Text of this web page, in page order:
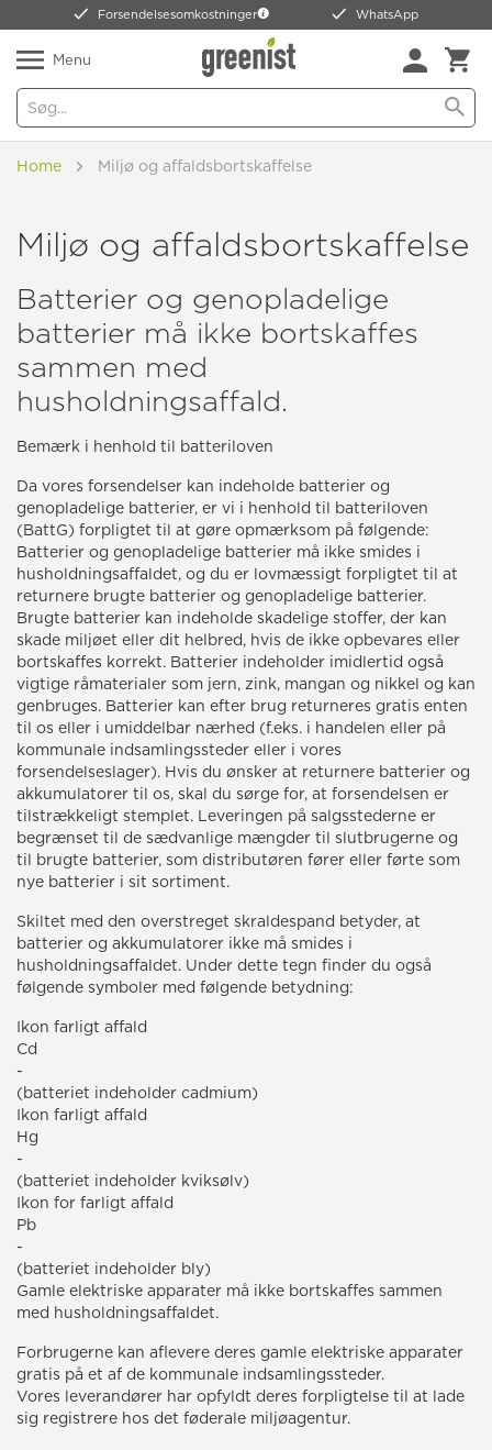
Forsendelsesomkostninger WhatsApp
Menu
Home Miljø og affaldsbortskaffelse
Miljø og affaldsbortskaffelse
Batterier og genopladelige
batterier må ikke bortskaffes
sammen med
husholdningsaffald.
Bemærk i henhold til batteriloven
Da vores forsendelser kan indeholde batterier og
genopladelige batterier, er vi i henhold til batteriloven
(BattG) forpligtet til at gøre opmærksom på følgende:
Batterier og genopladelige batterier må ikke smides i
husholdningsaffaldet, og du er lovmæssigt forpligtet til at
returnere brugte batterier og genopladelige batterier.
Brugte batterier kan indeholde skadelige stoffer, der kan
skade miljøet eller dit helbred, hvis de ikke opbevares eller
bortskaffes korrekt. Batterier indeholder imidlertid også
vigtige råmaterialer som jern, zink, mangan og nikkel og kan
genbruges. Batterier kan efter brug returneres gratis enten
til os eller i umiddelbar nærhed (f.eks. i handelen eller på
kommunale indsamlingssteder eller i vores
forsendelseslager). Hvis du ønsker at returnere batterier og
akkumulatorer til os, skal du sørge for, at forsendelsen er
tilstrækkeligt stemplet. Leveringen på salgsstederne er
begrænset til de sædvanlige mængder til slutbrugerne og
til brugte batterier, som distributøren fører eller førte som
nye batterier i sit sortiment.
Skiltet med den overstreget skraldespand betyder, at
batterier og akkumulatorer ikke må smides i
husholdningsaffaldet. Under dette tegn finder du også
følgende symboler med følgende betydning:
Ikon farligt affald
Cd
-
(batteriet indeholder cadmium)
Ikon farligt affald
Hg
-
(batteriet indeholder kviksølv)
Ikon for farligt affald
Pb
-
(batteriet indeholder bly)
Gamle elektriske apparater må ikke bortskaffes sammen
med husholdningsaffaldet.
Forbrugerne kan aflevere deres gamle elektriske apparater
gratis på et af de kommunale indsamlingssteder.
Vores leverandører har opfyldt deres forpligtelse til at lade
sig registrere hos det føderale miljøagentur.